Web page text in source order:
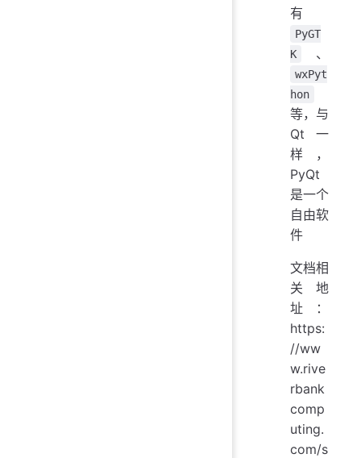
有
PyGT
K
、
wxPyt
hon
等，与
Qt一
样，
PyQt
是一个
自由软
件
文档相
关地
址：
https:
//ww
w.rive
rbank
comp
uting.
com/s